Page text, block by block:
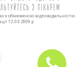
з обмеженою відповідальністю
12.03.2009 р